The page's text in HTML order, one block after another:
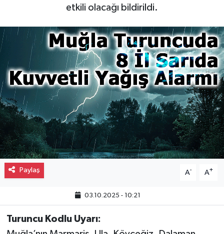
etkili olacağı bildirildi.
Paylaş A- A+
03.10.2025 - 10:21
Turuncu Kodlu Uyarı:
Magazin
Gayrimenkul
Spor
Eğitim